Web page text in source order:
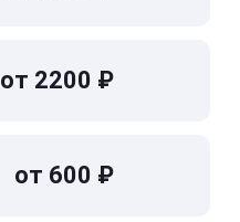
от 2200 ₽
от 600 ₽